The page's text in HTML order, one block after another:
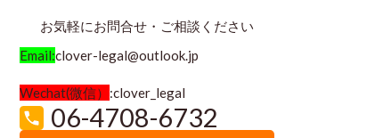
お気軽にお問合せ・ご相談ください
Email:clover-legal@outlook.jp
Wechat(微信） :clover_legal
06-4708-6732